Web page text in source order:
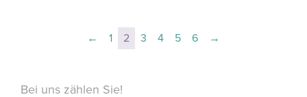
← 1 2 3 4 5 6 →
Bei uns zählen Sie!